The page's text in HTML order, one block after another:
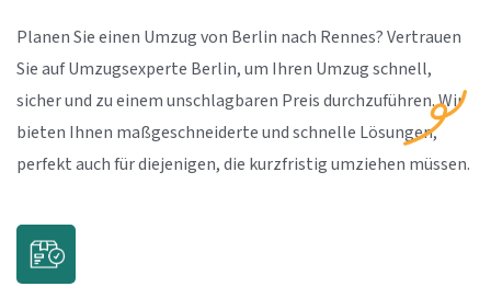
Planen Sie einen Umzug von Berlin nach Rennes? Vertrauen
Sie auf Umzugsexperte Berlin, um Ihren Umzug schnell,
sicher und zu einem unschlagbaren Preis durchzuführen. Wir
bieten Ihnen maßgeschneiderte und schnelle Lösungen,
perfekt auch für diejenigen, die kurzfristig umziehen müssen.